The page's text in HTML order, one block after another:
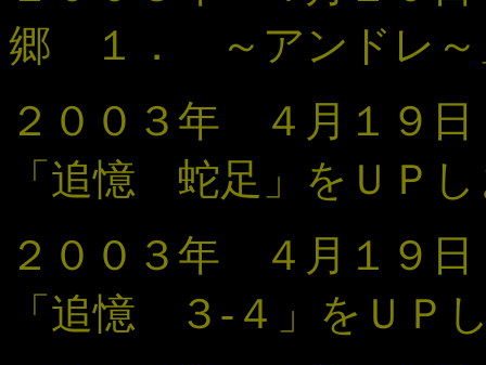
郷 １． ～アンドレ～
２００３年 ４月１９
「追憶 蛇足 」 をＵＰ
２００３年 ４月１９
「追憶 ３-４ 」 をＵＰ